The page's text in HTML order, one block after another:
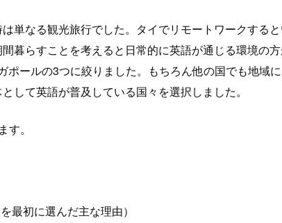
単なる観光旅行でした。タイでリモートワークする
暮らすことを考えると日常的に英語が通じる環境の
ールの3つに絞りました。もちろん他の国でも地
して英語が普及している国々を選択しました。
。
最初に選んだ主な理由）